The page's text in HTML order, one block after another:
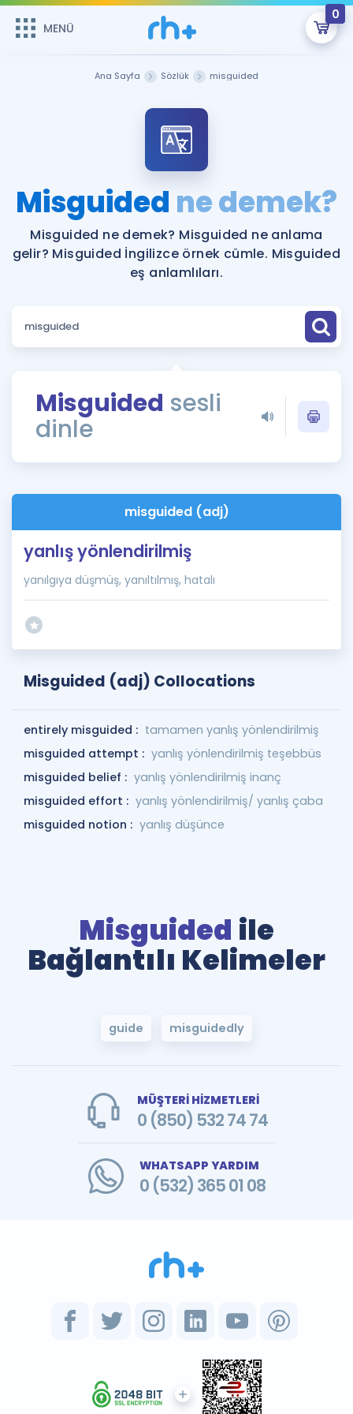
MENÜ
0
ÜYE DEĞİLİM
Sepetin Şu An Boş.
Remzi Hoca ile seni sınava hazırlayacak onlarca eğitim seni
bekliyor!
MENÜ
Katılımcı Görüşleri
Faydalı Araçlar
Sözlük
Rehberlik Aracı
ÖSYM Sınav Takvimi
İngilizce Gramer
Hakkımızda
Ana Sayfa Sözlük misguided
Misguided ne demek?
Misguided ne demek? Misguided ne anlama
gelir? Misguided İngilizce örnek cümle. Misguided
eş anlamlıları.
Misguided sesli
dinle
misguided (adj)
yanlış yönlendirilmiş
yanılgıya düşmüş, yanıltılmış, hatalı
Misguided (adj) Collocations
entirely misguided : tamamen yanlış yönlendirilmiş
misguided attempt : yanlış yönlendirilmiş teşebbüs
misguided belief : yanlış yönlendirilmiş inanç
misguided effort : yanlış yönlendirilmiş/ yanlış çaba
misguided notion : yanlış düşünce
Misguided ile
Bağlantılı Kelimeler
guide misguidedly
MÜŞTERİ HİZMETLERİ
0 (850) 532 74 74
WHATSAPP YARDIM
0 (532) 365 01 08